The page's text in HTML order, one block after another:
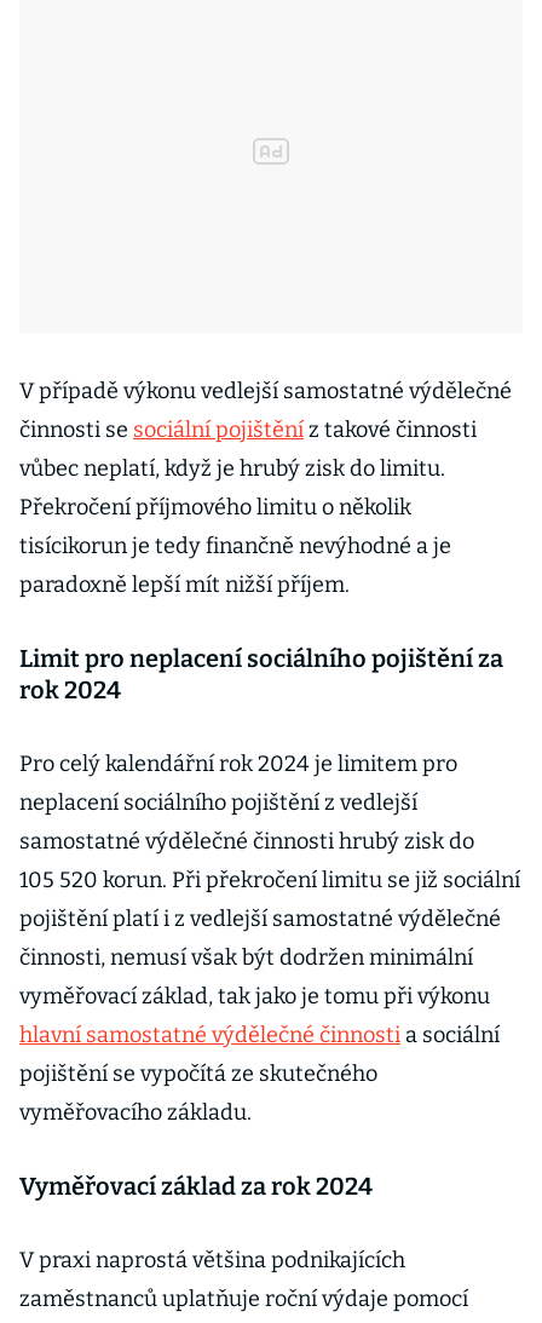
V případě výkonu vedlejší samostatné výdělečné
činnosti se sociální pojištěníz takové činnosti
vůbec neplatí, když je hrubý zisk do limitu.
Překročení příjmového limitu o několik
tisícikorun je tedy finančně nevýhodné a je
paradoxně lepší mít nižší příjem.
Limit pro neplacení sociálního pojištění za
rok 2024
Pro celý kalendářní rok 2024 je limitem pro
neplacení sociálního pojištění z vedlejší
samostatné výdělečné činnosti hrubý zisk do
105 520 korun. Při překročení limitu se již sociální
pojištění platí i z vedlejší samostatné výdělečné
činnosti, nemusí však být dodržen minimální
vyměřovací základ, tak jako je tomu při výkonu
hlavní samostatné výdělečné činnosti a sociální
pojištění se vypočítá ze skutečného
vyměřovacího základu.
Vyměřovací základ za rok 2024
V praxi naprostá většina podnikajících
zaměstnanců uplatňuje roční výdaje pomocí